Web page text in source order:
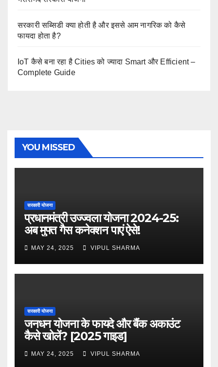
सरकारी सब्सिडी क्या होती है और इससे आम नागरिक को कैसे
फायदा होता है?
IoT कैसे बना रहा है Cities को ज्यादा Smart और Efficient –
Complete Guide
YOU MISSED
सरकारी योजना
प्रधानमंत्री उज्ज्वला योजना 2024-25:
अब मुफ्त गैस कनेक्शन पाएं ऐसे!
MAY 24, 2025 VIPUL SHARMA
सरकारी योजना
जनधन योजना के फायदे और बैंक अकाउंट
कैसे खोलें? [2025 गाइड]
MAY 24, 2025 VIPUL SHARMA